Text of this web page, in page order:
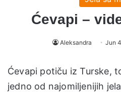
Ćevapi –
Aleksandra Jun
Ćevapi potiču iz Turske,
jedno od najomiljenijih